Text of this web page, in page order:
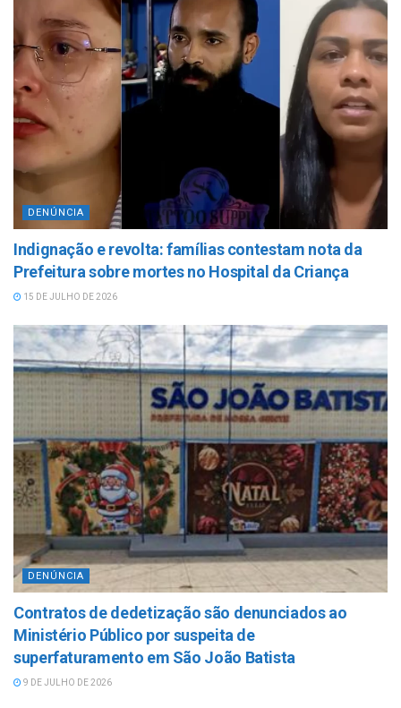
DENÚNCIA
Indignação e revolta: famílias contestam nota da
Prefeitura sobre mortes no Hospital da Criança
15 DE JULHO DE 2026
DENÚNCIA
Contratos de dedetização são denunciados ao
Ministério Público por suspeita de
superfaturamento em São João Batista
9 DE JULHO DE 2026